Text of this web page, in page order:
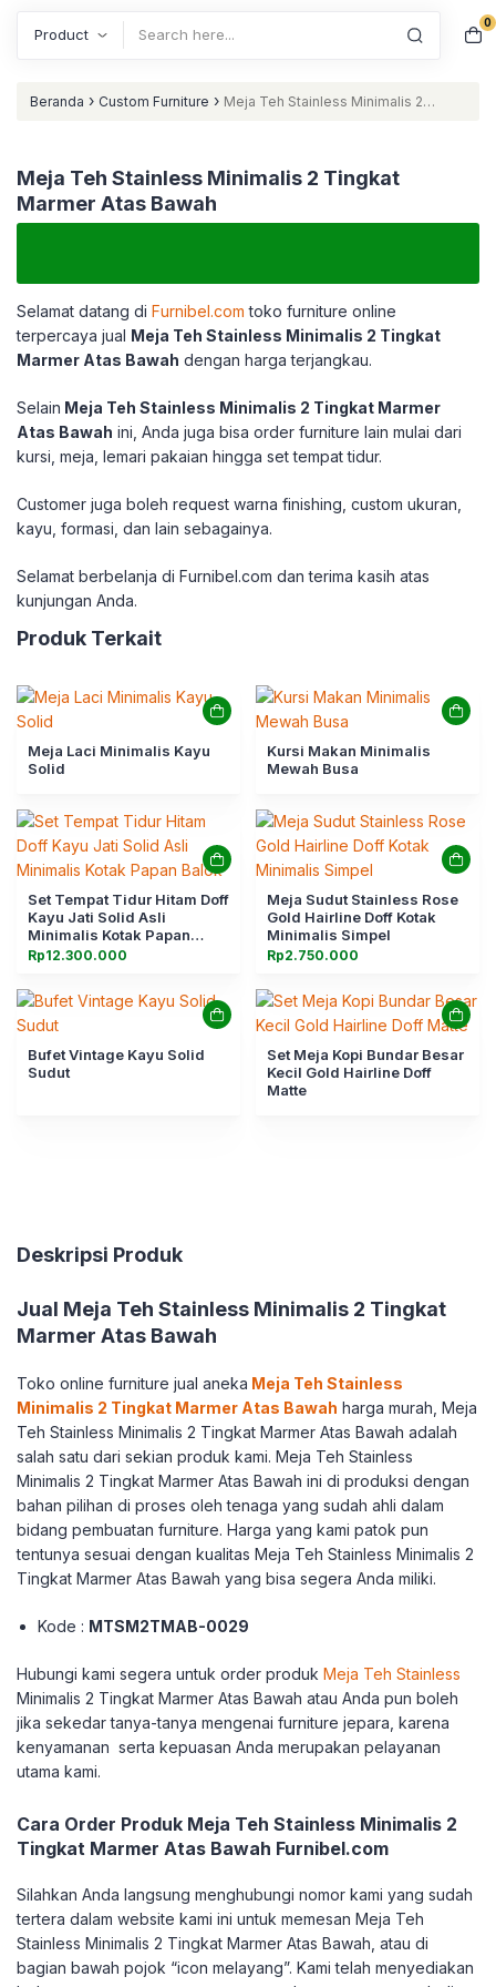
0
Beranda › Custom Furniture › Meja Teh Stainless Minimalis 2
Meja Teh Stainless Minimalis 2 Tingkat
Marmer Atas Bawah
Selamat datang di Furnibel.com toko furniture online
terpercaya jual Meja Teh Stainless Minimalis 2 Tingkat
Marmer Atas Bawah dengan harga terjangkau.
Selain Meja Teh Stainless Minimalis 2 Tingkat Marmer
Atas Bawah ini, Anda juga bisa order furniture lain mulai dari
kursi, meja, lemari pakaian hingga set tempat tidur.
Customer juga boleh request warna finishing, custom ukuran,
kayu, formasi, dan lain sebagainya.
Selamat berbelanja di Furnibel.com dan terima kasih atas
kunjungan Anda.
Produk Terkait
Meja Laci Minimalis Kayu
Solid
Kursi Makan Minimalis
Mewah Busa
Set Tempat Tidur Hitam Doff
Kayu Jati Solid Asli
Minimalis Kotak Papan
Balok
Rp12.300.000
Meja Sudut Stainless Rose
Gold Hairline Doff Kotak
Minimalis Simpel
Rp2.750.000
Bufet Vintage Kayu Solid
Sudut
Set Meja Kopi Bundar Besar
Kecil Gold Hairline Doff
Matte
Deskripsi Produk
Jual Meja Teh Stainless Minimalis 2 Tingkat
Marmer Atas Bawah
Toko online furniture jual aneka Meja Teh Stainless
Minimalis 2 Tingkat Marmer Atas Bawah harga murah, Meja
Teh Stainless Minimalis 2 Tingkat Marmer Atas Bawah adalah
salah satu dari sekian produk kami. Meja Teh Stainless
Minimalis 2 Tingkat Marmer Atas Bawah ini di produksi dengan
bahan pilihan di proses oleh tenaga yang sudah ahli dalam
bidang pembuatan furniture. Harga yang kami patok pun
tentunya sesuai dengan kualitas Meja Teh Stainless Minimalis 2
Tingkat Marmer Atas Bawah yang bisa segera Anda miliki.
Kode : MTSM2TMAB-0029
Hubungi kami segera untuk order produk Meja Teh Stainless
Minimalis 2 Tingkat Marmer Atas Bawah atau Anda pun boleh
jika sekedar tanya-tanya mengenai furniture jepara, karena
kenyamanan serta kepuasan Anda merupakan pelayanan
utama kami.
Cara Order Produk Meja Teh Stainless Minimalis 2
Tingkat Marmer Atas Bawah Furnibel.com
Silahkan Anda langsung menghubungi nomor kami yang sudah
tertera dalam website kami ini untuk memesan Meja Teh
Stainless Minimalis 2 Tingkat Marmer Atas Bawah, atau di
bagian bawah pojok “icon melayang”. Kami telah menyediakan